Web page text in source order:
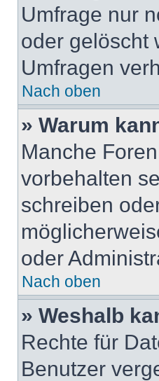
Umfrage nur
oder gelöscht
Umfragen
Nach oben
» Warum
Manche
vorbehalten
schreiben
oder
Nach oben
» Weshalb
Rechte für
Benutzer